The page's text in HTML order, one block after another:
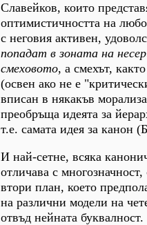
Славейков, които
оптимистичността на
с неговия активен,
попадат в зоната на
смеховото, а смехът,
(освен ако не е
вписан в някакъв
преобръща идеята за
т.е. самата идея за канон
И най-сетне, всяка
отличава с
втори план, което
на различни модели на
отвъд нейната